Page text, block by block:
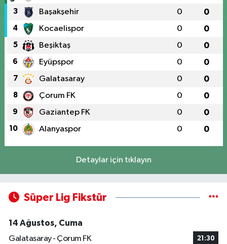
3 Başakşehir 0 0
4 Kocaelispor 0 0
5 Beşiktaş 0 0
6 Eyüpspor 0 0
7 Galatasaray 0 0
8 Çorum FK 0 0
9 Gaziantep FK 0 0
10 Alanyaspor 0 0
Detaylar için tıklayın
Süper Lig Fikstür
14 Ağustos, Cuma
Galatasaray - Çorum FK
21:30